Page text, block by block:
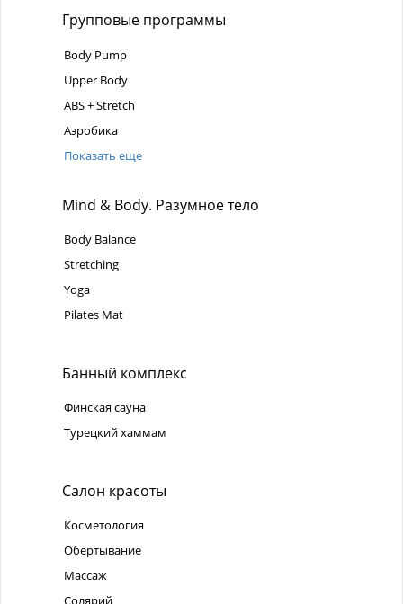
Групповые программы
Body Pump
Upper Body
ABS + Stretch
Аэробика
Показать еще
Mind & Body. Разумное тело
Body Balance
Stretching
Yoga
Pilates Mat
Банный комплекс
Финская сауна
Турецкий хаммам
Салон красоты
Косметология
Обертывание
Массаж
Солярий